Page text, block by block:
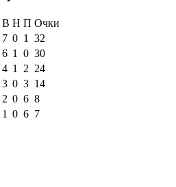
В Н П Очки
7 0 1
32
6 1 0 30
4 1 2 24
3 0 3 14
2 0 6 8
1 0 6 7